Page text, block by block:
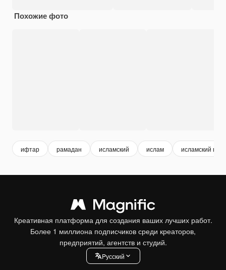
Похожие фото
ифтар рамадан исламский ислам исламский
Креативная платформа для создания ваших лучших работ.
Более 1 миллиона подписчиков среди креаторов,
предприятий, агентств и студий.
Pусский